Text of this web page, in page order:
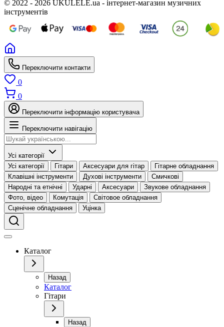
© 2022 - 2026 UKULELE.ua - інтернет-магазин музичних
інструментів
Переключити контакти
0
0
Переключити інформацію користувача
Переключити навігацію
Усі категорії
Усі категорії
Гітари Аксесуари для гітар
Гітарне обладнання
Клавішні інструменти
Духові інструменти
Смичкові
Народні та етнічні
Ударні Аксесуари
Звукове обладнання
Фото, відео
Комутація
Світовое обладнання
Сценічне обладнання
Уцінка
Каталог
Назад
Каталог
Гітари
Назад